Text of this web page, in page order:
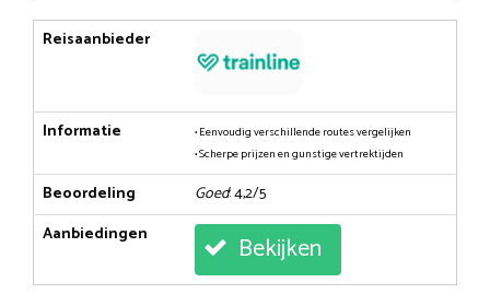
Reisaanbieder
Informatie
• Eenvoudig verschillende routes vergelijken
• Scherpe prijzen en gunstige vertrektijden
Beoordeling Goed: 4,2/5
Aanbiedingen
Bekijken